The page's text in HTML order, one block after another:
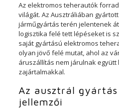
Az elektromos teherautók
világát. Az Ausztráliában
járműgyártás terén jelentenek
logisztika felé tett lépéseket is
saját gyártású elektromos
olyan jövő felé mutat, ahol az
áruszállítás nem járulnak
zajártalmakkal.
Az ausztrál
jellemzői